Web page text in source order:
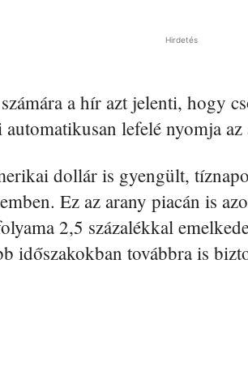
Hirdetés
a hír azt jelenti, hogy
lefelé nyomja az
dollár is gyengült,
Ez az arany piacán is
2,5 százalékkal
időszakokban továbbra is